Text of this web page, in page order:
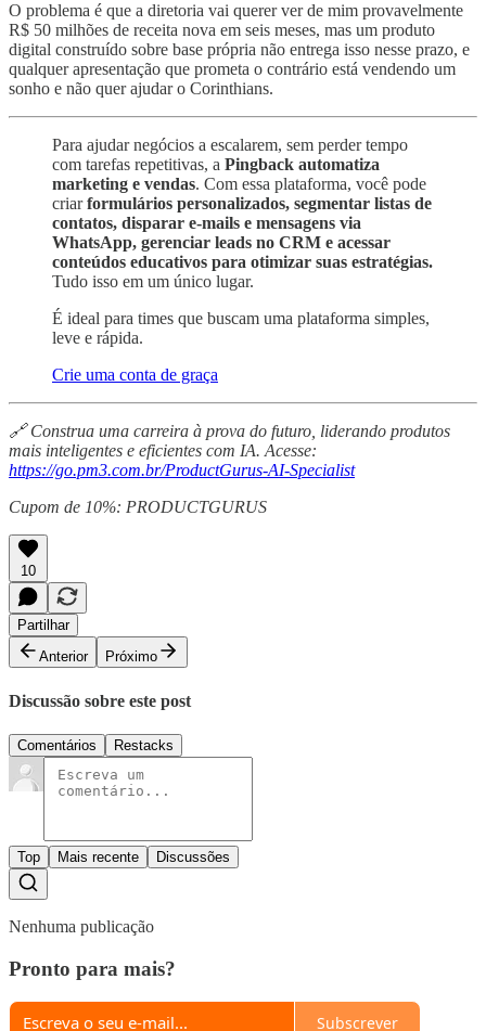
O problema é que a diretoria vai querer ver de mim provavelmente
R$ 50 milhões de receita nova em seis meses, mas um produto
digital construído sobre base própria não entrega isso nesse prazo, e
qualquer apresentação que prometa o contrário está vendendo um
sonho e não quer ajudar o Corinthians.
Para ajudar negócios a escalarem, sem perder tempo
com tarefas repetitivas, a Pingback automatiza
marketing e vendas. Com essa plataforma, você pode
criarformulários personalizados, segmentar listas de
contatos, disparar e-mails e mensagens via
WhatsApp, gerenciar leads no CRM e acessar
conteúdos educativos para otimizar suas estratégias.
Tudo isso em um único lugar.
É ideal para times que buscam uma plataforma simples,
leve e rápida.
Crie uma conta de graça
🔗 Construa uma carreira à prova do futuro, liderando produtos
mais inteligentes e eficientes com IA. Acesse:
https://go.pm3.com.br/ProductGurus-AI-Specialist
Cupom de 10%: PRODUCTGURUS
10
Partilhar
Anterior
Próximo
Discussão sobre este post
Comentários Restacks
Top Mais recente Discussões
Nenhuma publicação
Pronto para mais?
Subscrever